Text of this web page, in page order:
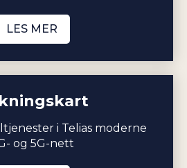
LES MER
i Telias moderne
og 5G-nett